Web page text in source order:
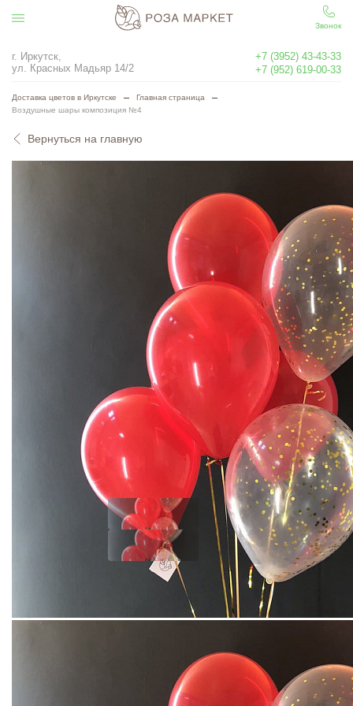
Звонок
г. Иркутск,
ул. Красных Мадьяр 14/2
+7 (3952) 43-43-33
+7 (952) 619-00-33
Доставка цветов в Иркутске
Главная страница
Воздушные шары композиция №4
Вернуться на главную
ВОЗДУШНЫЕ ШАРЫ КОМПОЗИЦИЯ №4
1050
Купить